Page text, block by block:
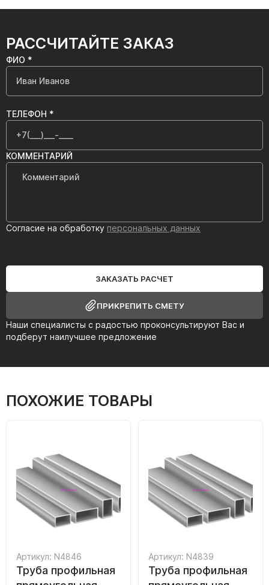
РАССЧИТАЙТЕ ЗАКАЗ
Наши специалисты с радостью проконсультируют Вас и
подберут наилучшее предложение
ФИО *
ТЕЛЕФОН *
КОММЕНТАРИЙ
Согласие на обработку персональных данных
ЗАКАЗАТЬ РАСЧЕТ
ПРИКРЕПИТЬ СМЕТУ
ПОХОЖИЕ ТОВАРЫ
Артикул: N4846
Труба профильная
Артикул: N4839
Труба профильная